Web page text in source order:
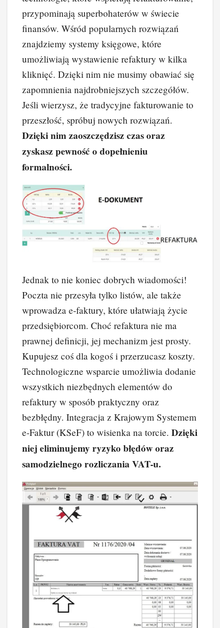
przypominają superbohaterów w świecie
finansów. Wśród popularnych rozwiązań
znajdziemy systemy księgowe, które
umożliwiają wystawienie refaktury w kilka
kliknięć. Dzięki nim nie musimy obawiać się
zapomnienia najdrobniejszych szczegółów.
Jeśli wierzysz, że tradycyjne fakturowanie to
przeszłość, spróbuj nowych rozwiązań.
Dzięki nim zaoszczędzisz czas oraz
zyskasz pewność o dopełnieniu
formalności.
Jednak to nie koniec dobrych wiadomości!
Poczta nie przesyła tylko listów, ale także
wprowadza e-faktury, które ułatwiają życie
przedsiębiorcom. Choć refaktura nie ma
prawnej definicji, jej mechanizm jest prosty.
Kupujesz coś dla kogoś i przerzucasz koszty.
Technologiczne wsparcie umożliwia dodanie
wszystkich niezbędnych elementów do
refaktury w sposób praktyczny oraz
bezbłędny. Integracja z Krajowym Systemem
e-Faktur (KSeF) to wisienka na torcie. Dzięki
niej eliminujemy ryzyko błędów oraz
samodzielnego rozliczania VAT-u.